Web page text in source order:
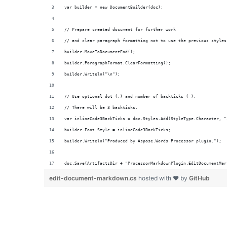
doc.Save(ArtifactsDir +
edit-document-markdown.cs hosted with ❤ by GitHub